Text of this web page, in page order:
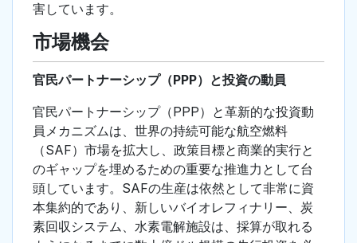
害しています。
市場機会
官民パートナーシップ（PPP）と投資の動員
官民パートナーシップ（PPP）と革新的な投資動
員メカニズムは、世界の持続可能な航空燃料
（SAF）市場を拡大し、政策目標と商業的実行と
のギャップを埋めるための重要な推進力として台
頭しています。SAFの生産は依然として非常に資
本集約的であり、新しいバイオレフィナリー、炭
素回収システム、水素電解施設は、採算が取れる